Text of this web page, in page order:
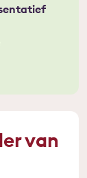
van